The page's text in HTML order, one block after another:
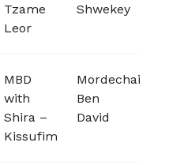
Tzame
Leor
Shwekey
MBD
with
Shira –
Kissufim
Mordechai
Ben
David